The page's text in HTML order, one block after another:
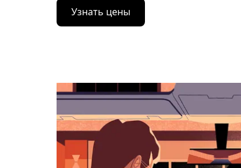
Нажмите
стрелку
вниз,
выбрать
дату.
закрыть
календарь,
нажмите
Esc.
Узнать цены